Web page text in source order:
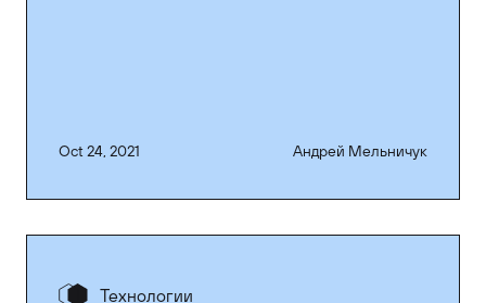
Oct 24, 2021 Андрей Мельничук
Технологии